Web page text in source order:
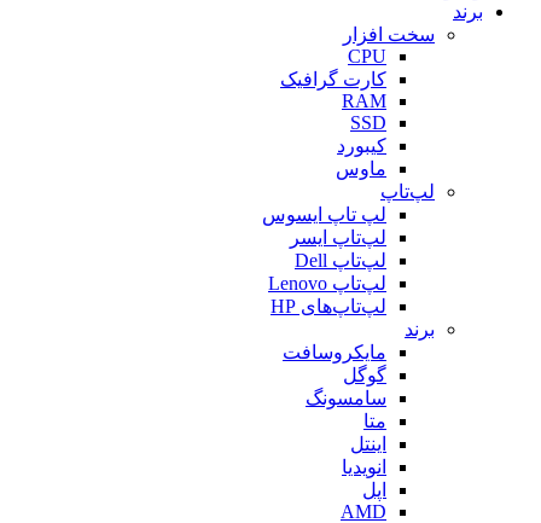
برند
سخت افزار
CPU
کارت گرافیک
RAM
SSD
کیبورد
ماوس
لپ‌تاپ
لپ تاپ ایسوس
لپ‌تاپ ایسر
لپ‌تاپ Dell
لپ‌تاپ Lenovo
لپ‌تاپ‌های HP
برند
مایکروسافت
گوگل
سامسونگ
متا
اینتل
انویدیا
اپل
AMD